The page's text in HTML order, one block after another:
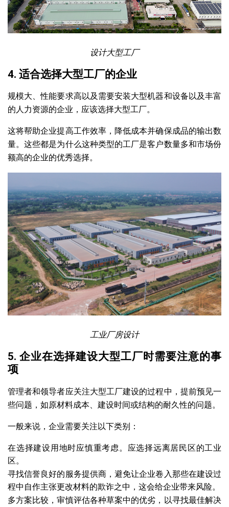
设计大型工厂
4. 适合选择大型工厂的企业
规模大、性能要求高以及需要安装大型机器和设备以及丰富
的人力资源的企业，应该选择大型工厂。
这将帮助企业提高工作效率，降低成本并确保成品的输出数
量。这些都是为什么这种类型的工厂是客户数量多和市场份
额高的企业的优秀选择。
工业厂房设计
5. 企业在选择建设大型工厂时需要注意的事
项
管理者和领导者应关注大型工厂建设的过程中，提前预见一
些问题，如原材料成本、建设时间或结构的耐久性的问题。
一般来说，企业需要关注以下类别：
在选择建设用地时应慎重考虑。应选择远离居民区的工业
区。
寻找信誉良好的服务提供商，避免让企业卷入那些在建设过
程中自作主张更改材料的欺诈之中，这会给企业带来风险。
多方案比较，审慎评估各种草案中的优劣，以寻找最佳解决